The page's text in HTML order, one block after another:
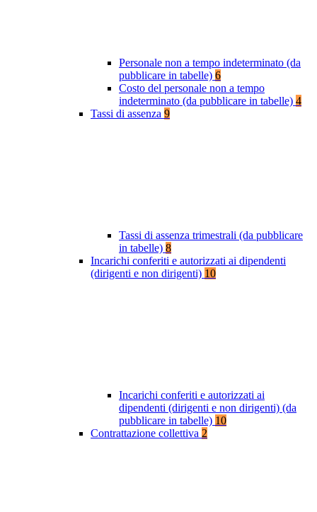
Personale non a tempo indeterminato (da
pubblicare in tabelle) 6
Costo del personale non a tempo
indeterminato (da pubblicare in tabelle) 4
Tassi di assenza 9
Tassi di assenza trimestrali (da pubblicare
in tabelle) 8
Incarichi conferiti e autorizzati ai dipendenti
(dirigenti e non dirigenti) 10
Incarichi conferiti e autorizzati ai
dipendenti (dirigenti e non dirigenti) (da
pubblicare in tabelle) 10
Contrattazione collettiva 2